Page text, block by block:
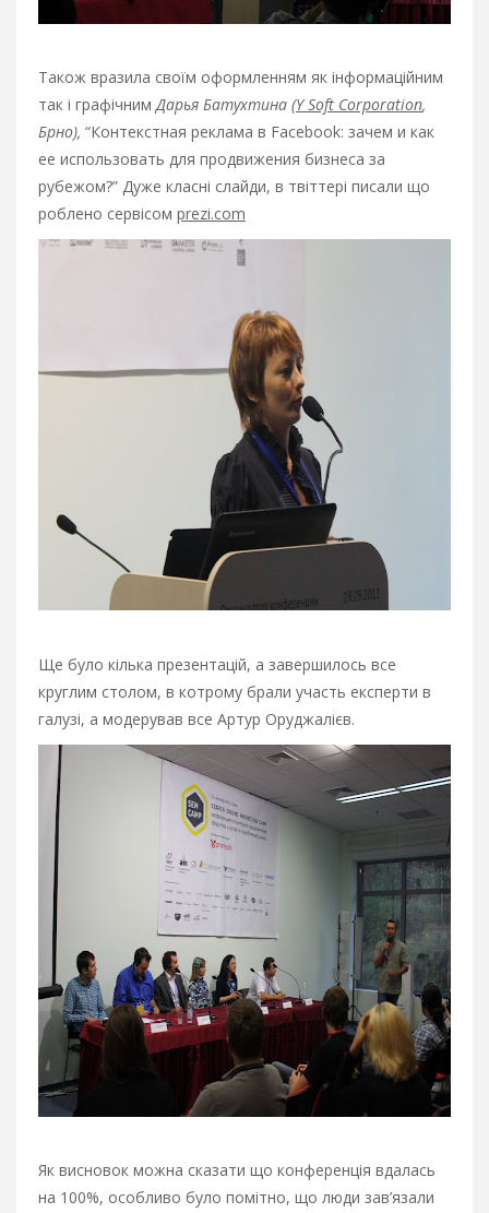
Також вразила своїм оформленням як інформаційним
так і графічнимДарья Батухтина (Y Soft Corporation,
Брно), “Контекстная реклама в Facebook: зачем и как
ее использовать для продвижения бизнеса за
рубежом?” Дуже класні слайди, в твіттері писали що
роблено сервісом prezi.com
Ще було кілька презентацій, а завершилось все
круглим столом, в котрому брали участь експерти в
галузі, а модерував все Артур Оруджалієв.
Як висновок можна сказати що конференція вдалась
на 100%, особливо було помітно, що люди зав’язали